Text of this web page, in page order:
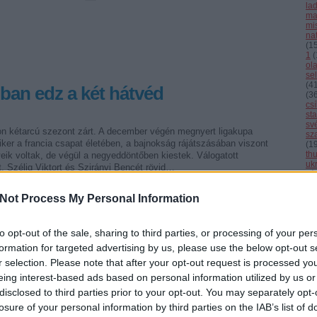
Process My Personal Information
opt-out of the sale, sharing to third parties, or processing of your
for targeted advertising by us, please use the below opt-out
selection. Please note that after your opt-out request is processed
interest-based ads based on personal information utilized by us
to third parties prior to your opt-out. You may separately
of your personal information by third parties on the IAB’s list of
(
1 (
(41
(
(
edz a két hátvéd
kétarcú szezont zárt. A december végén megnyert ligakupa
a francia csapat életében, a bajnokság rájátszásában viszont
voltak, de végül a negyeddöntőben kiestek. Válogatott
Szélig Viktort és Szirányi Bencét rövid…
Tetszik 0